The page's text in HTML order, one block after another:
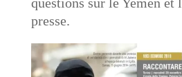
presse.